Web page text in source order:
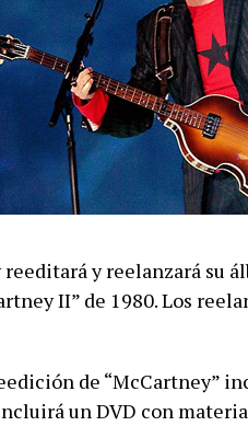
y reelanzará su
II” de 1980. Los
de “McCartney”
un DVD con